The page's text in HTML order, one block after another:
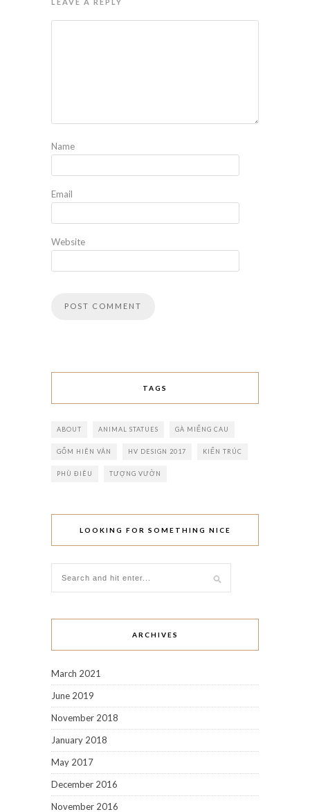
Name
Email
Website
TAGS
ABOUT ANIMAL STATUES GÀ MIẾNG CAU
GỐM HIÊN VÂN HV DESIGN 2017 KIẾN TRÚC
PHÙ ĐIÊU TƯỢNG VƯỜN
LOOKING FOR SOMETHING NICE
ARCHIVES
March 2021
June 2019
November 2018
January 2018
May 2017
December 2016
November 2016